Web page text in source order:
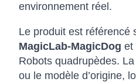
environnement réel.
Le produit est référencé
MagicLab-MagicDog et
Robots quadrupèdes.
ou le modèle d’origine,